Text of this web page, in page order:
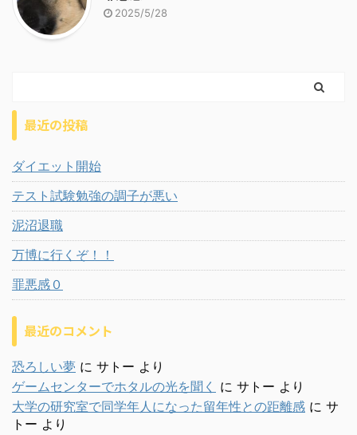
2025/5/28
最近の投稿
ダイエット開始
テスト試験勉強の調子が悪い
泥沼退職
万博に行くぞ！！
罪悪感０
最近のコメント
恐ろしい夢 に サトー より
ゲームセンターでホタルの光を聞く に サトー より
大学の研究室で同学年人になった留年性との距離感 に サ
トー より